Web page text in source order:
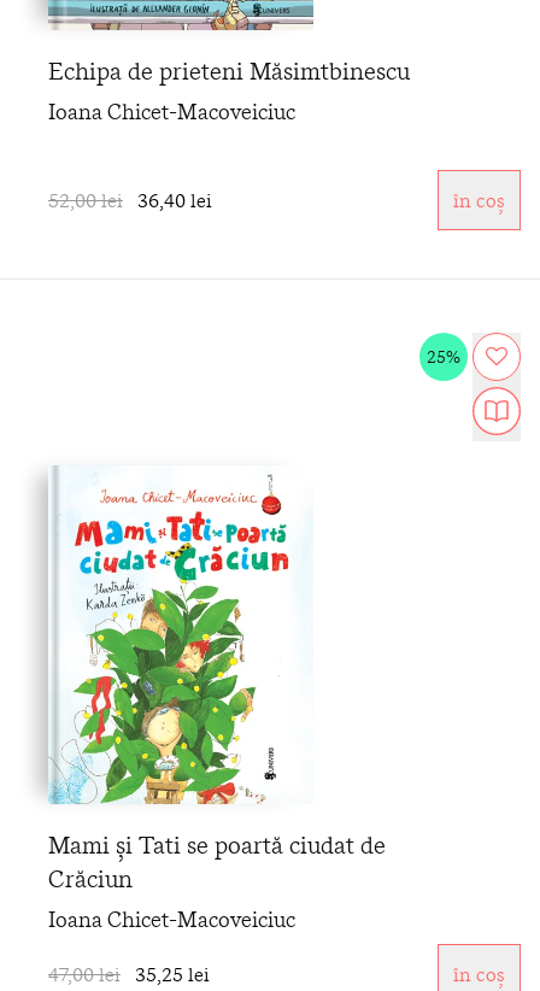
Echipa de prieteni Măsimtbinescu
Ioana Chicet-Macoveiciuc
52,00 lei 36,40 lei în coș
25%
Mami și Tati se poartă ciudat de
Crăciun
Ioana Chicet-Macoveiciuc
47,00 lei 35,25 lei în coș